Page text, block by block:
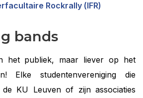
Rockrally (IFR)
bands
het publiek, maar liever op het
Elke studentenvereniging die
KU Leuven of zijn associaties